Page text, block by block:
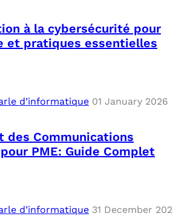
à la cybersécurité pour
et pratiques essentielles
d’informatique 01 January 2026
des Communications
PME: Guide Complet
d’informatique 31 December